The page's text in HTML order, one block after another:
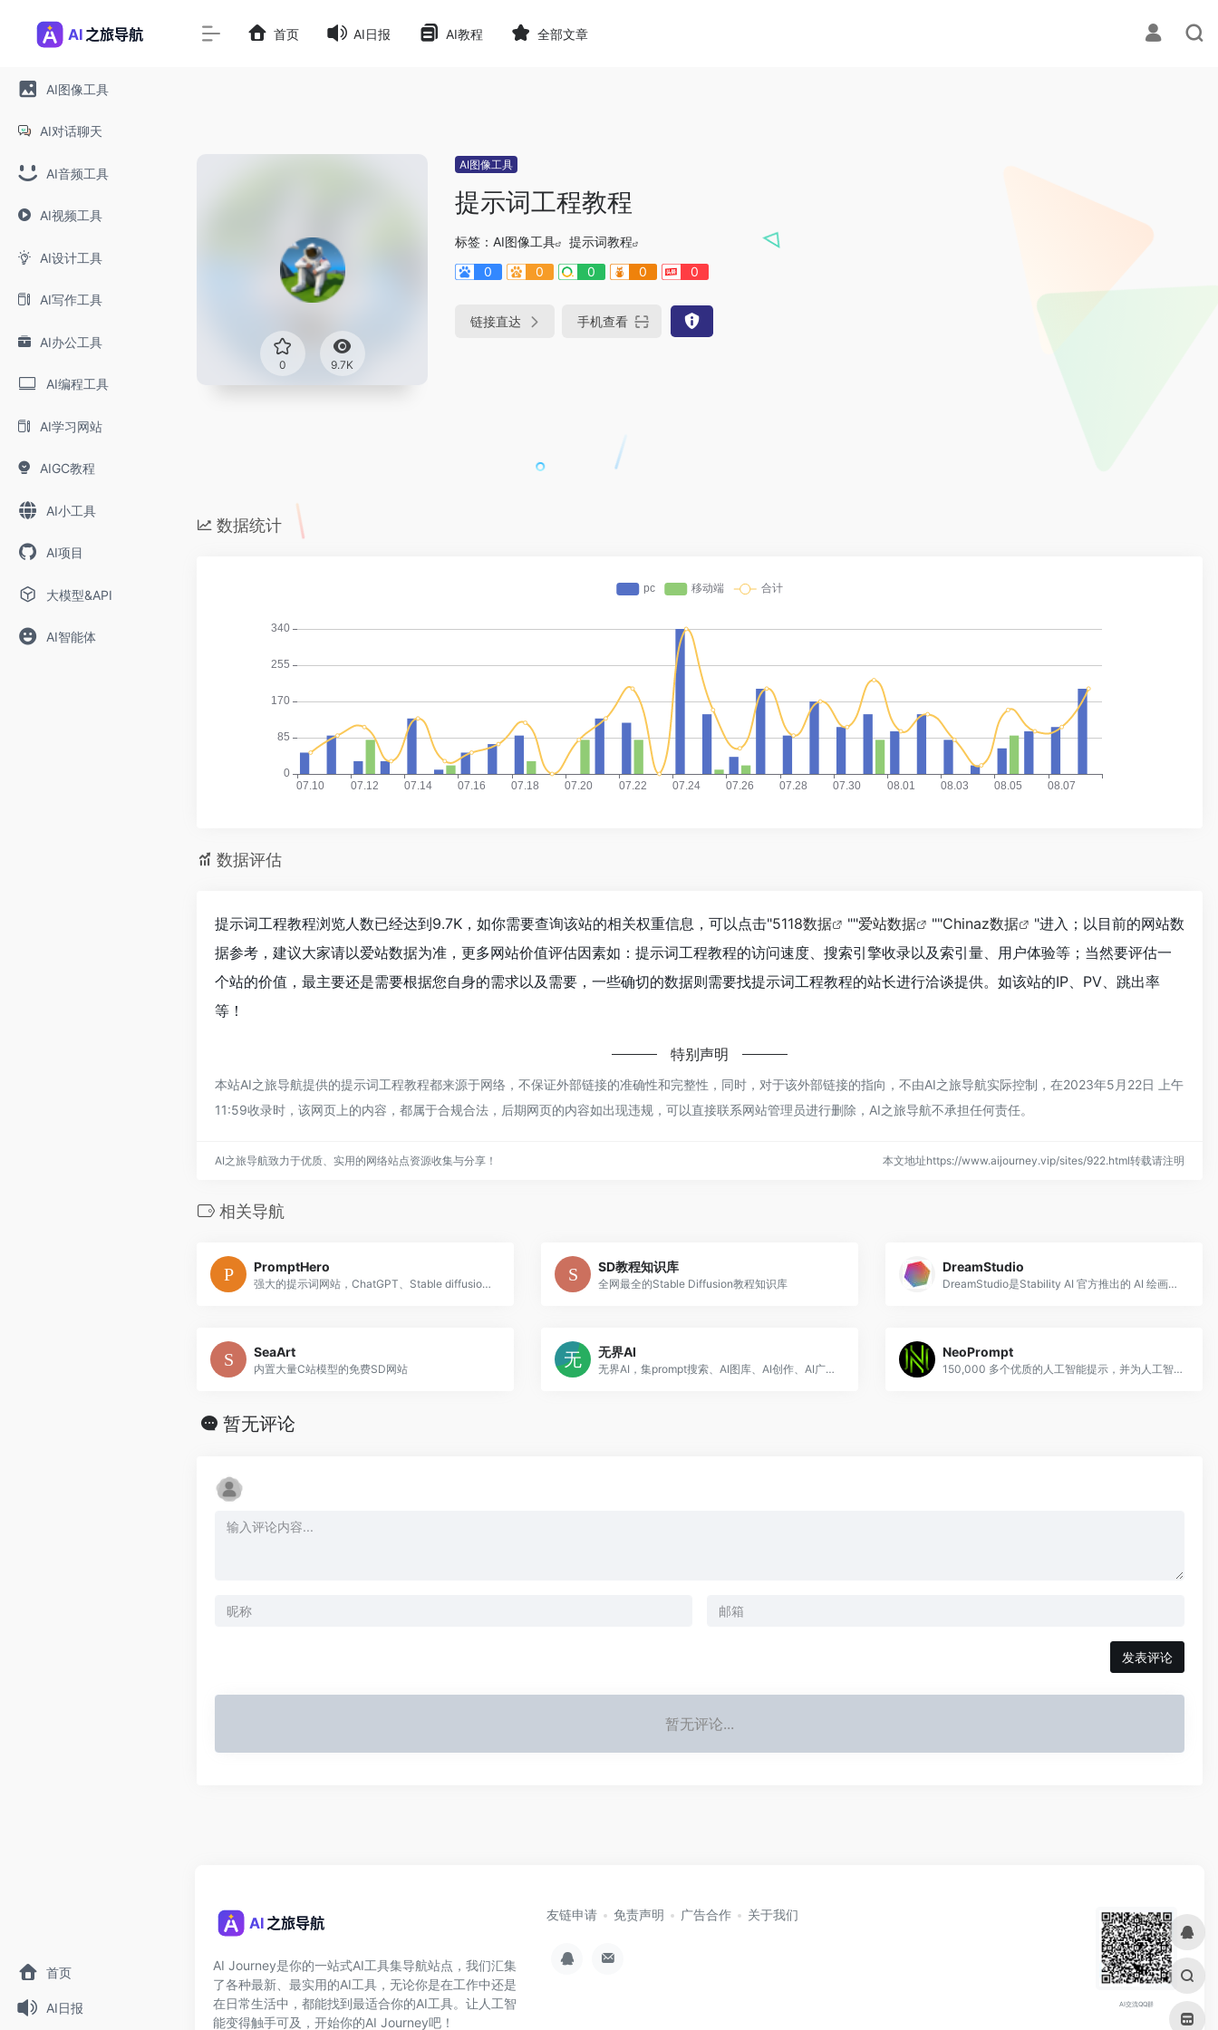
AI图像工具
AI对话聊天
AI音频工具
AI视频工具
AI设计工具
AI写作工具
AI办公工具
AI编程工具
AI学习网站
AIGC教程
AI小工具
AI项目
大模型&API
AI智能体
首页
AI日报
首页 AI日报 AI教程 全部文章
0 9.7K
AI图像工具
提示词工程教程
标签： AI图像工具
提示词教程
0
0 0 0 0
链接直达 手机查看
数据统计
数据评估
提示词工程教程浏览人数已经达到9.7K，如你需要查询该站的相关权重信息，可以点击"5118数据 ""爱站数据 ""Chinaz数据
"进入；以目前的网站数
据参考，建议大家请以爱站数据为准，更多网站价值评估因素如：提示词工程教程的访问速度、搜索引擎收录以及索引量、用户体验等；当然要评估一
个站的价值，最主要还是需要根据您自身的需求以及需要，一些确切的数据则需要找提示词工程教程的站长进行洽谈提供。如该站的IP、PV、跳出率
等！
特别声明
本站AI之旅导航提供的提示词工程教程都来源于网络，不保证外部链接的准确性和完整性，同时，对于该外部链接的指向，不由AI之旅导航实际控制，在2023年5月22日 上午
11:59收录时，该网页上的内容，都属于合规合法，后期网页的内容如出现违规，可以直接联系网站管理员进行删除，AI之旅导航不承担任何责任。
AI之旅导航致力于优质、实用的网络站点资源收集与分享！ 本文地址https://www.aijourney.vip/sites/922.html转载请注明
相关导航
PromptHero
强大的提示词网站，ChatGPT、Stable diffusion、Midjorney等提示词
SD教程知识库
全网最全的Stable Diffusion教程知识库
DreamStudio
DreamStudio是Stability AI 官方推出的 AI 绘画软件
SeaArt
内置大量C站模型的免费SD网站
无界AI
无界AI，集prompt搜索、AI图库、AI创作、AI广场等为一体。提供一站式AI搜索-创作-交流-分享服务。
NeoPrompt
150,000 多个优质的人工智能提示，并为人工智能时代做好准备！生成更好的输出，节省时间和 API 成本。
暂无评论
发表评论
暂无评论...
AI Journey是你的一站式AI工具集导航站点，我们汇集
了各种最新、最实用的AI工具，无论你是在工作中还是
在日常生活中，都能找到最适合你的AI工具。让人工智
能变得触手可及，开始你的AI Journey吧！
友链申请 免责声明 广告合作 关于我们
AI交流QQ群